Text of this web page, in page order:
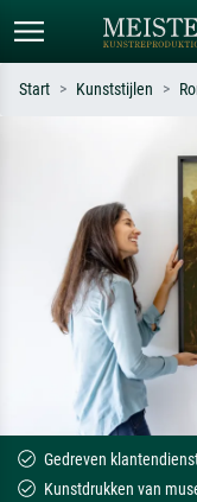
Zoek op kunstenaar, titel of
Monet, Sterrennacht,
Hokusai-golf,
Start Kunststijlen
Gedreven
Kunstdrukken van